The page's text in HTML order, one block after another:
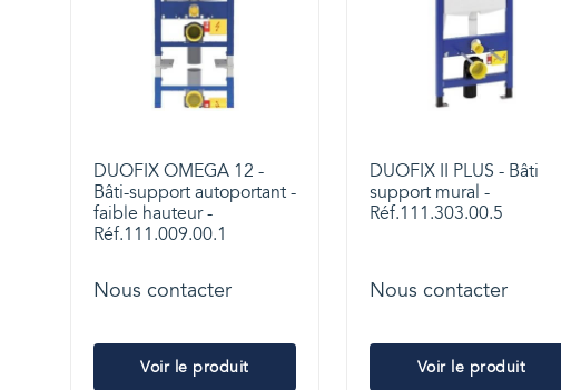
DUOFIX OMEGA 12 -
Bâti-support autoportant -
faible hauteur -
Réf.111.009.00.1
Nous contacter
Voir le produit
DUOFIX II PLUS - Bâti
support mural -
Réf.111.303.00.5
Nous contacter
Voir le produit